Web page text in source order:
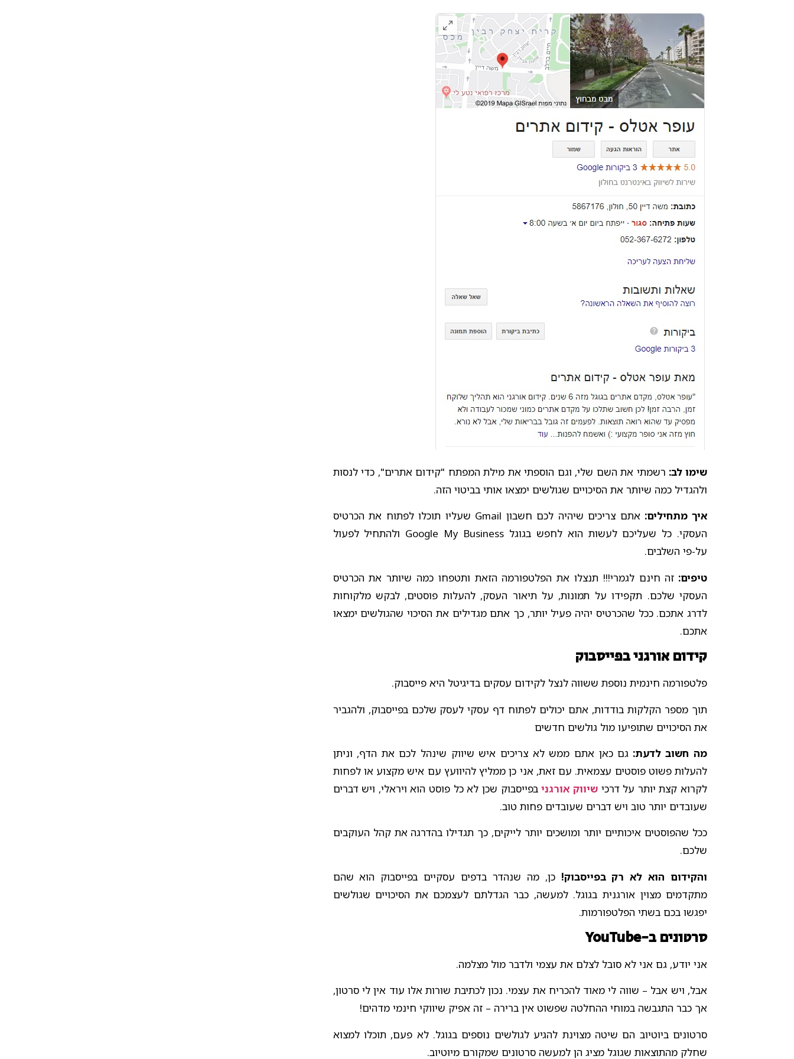
שימו לב: רשמתי את השם שלי, וגם הוספתי את מילת המפתח "קידום אתרים", כדי לנסות
ולהגדיל כמה שיותר את הסיכויים שגולשים ימצאו אותי בביטוי הזה.
איך מתחילים:
אתם צריכים שיהיה לכם חשבון Gmail שעליו תוכלו לפתוח את הכרטיס
העסקי. כל שעליכם לעשות הוא לחפש בגוגל Google My Business ולהתחיל לפעול
על-פי השלבים.
טיפים: זה חינם לגמרי!!! תנצלו את הפלטפורמה הזאת ותטפחו כמה שיותר את הכרטיס
העסקי שלכם. תקפידו על תמונות, על תיאור העסק, להעלות פוסטים, לבקש מלקוחות
לדרג אתכם. ככל שהכרטיס יהיה פעיל יותר, כך אתם מגדילים את הסיכוי שהגולשים ימצאו
אתכם.
קידום אורגני בפייסבוק
פלטפורמה חינמית נוספת ששווה לנצל לקידום עסקים בדיגיטל היא פייסבוק.
תוך מספר הקלקות בודדות, אתם יכולים לפתוח דף עסקי לעסק שלכם בפייסבוק, ולהגביר
את הסיכויים שתופיעו מול גולשים חדשים
מה חשוב לדעת: גם כאן אתם ממש לא צריכים איש שיווק שינהל לכם את הדף, וניתן
להעלות פשוט פוסטים עצמאית. עם זאת, אני כן ממליץ להיוועץ עם איש מקצוע או לפחות
לקרוא קצת יותר על דרכישיווק אורגניבפייסבוק שכן לא כל פוסט הוא ויראלי, ויש דברים
שעובדים יותר טוב ויש דברים שעובדים פחות טוב.
ככל שהפוסטים איכותיים יותר ומושכים יותר לייקים, כך תגדילו בהדרגה את קהל העוקבים
שלכם.
והקידום הוא לא רק בפייסבוק! כן, מה שנהדר בדפים עסקיים בפייסבוק הוא שהם
מתקדמים מצוין אורגנית בגוגל. למעשה, כבר הגדלתם לעצמכם את הסיכויים שגולשים
יפגשו בכם בשתי הפלטפורמות.
סרטונים ב-YouTube
אני יודע, גם אני לא סובל לצלם את עצמי ולדבר מול מצלמה.
אבל, ויש אבל – שווה לי מאוד להכריח את עצמי. נכון לכתיבת שורות אלו עוד אין לי סרטון,
אך כבר התגבשה במוחי ההחלטה שפשוט אין ברירה – זה אפיק שיווקי חינמי מדהים!
סרטונים ביוטיוב הם שיטה מצוינת להגיע לגולשים נוספים בגוגל. לא פעם, תוכלו למצוא
שחלק מהתוצאות שגוגל מציג הן למעשה סרטונים שמקורם מיוטיוב.